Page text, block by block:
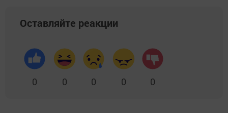
Оставляйте реакции
0 0 0 0 0